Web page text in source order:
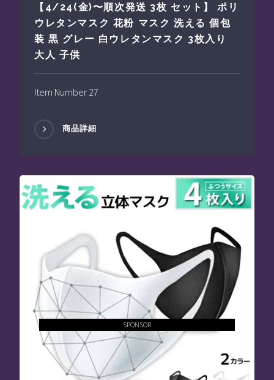
【4/24(金)〜順次発送 3枚 セット】 ポリ
ウレタンマスク 花粉 マスク 洗える 個包
装 黒 グレー 白ウレタンマスク 3枚入り
大人 子供
Item Number 27
商品詳細
SPONSOR